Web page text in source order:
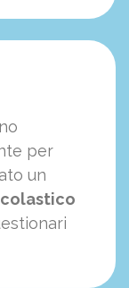
per
un